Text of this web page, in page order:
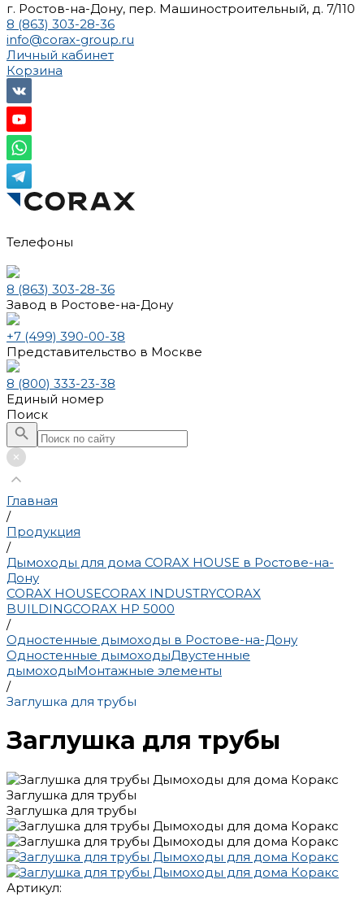
г. Ростов-на-Дону, пер. Машиностроительный, д. 7/110
8 (863) 303-28-36
info@corax-group.ru
Личный кабинет
Корзина
Телефоны
8 (863) 303-28-36
Завод в Ростове-на-Дону
+7 (499) 390-00-38
Представительство в Москве
8 (800) 333-23-38
Единый номер
Поиск
Главная
/
Продукция
/
Дымоходы для дома CORAX HOUSE в Ростове-на-
Дону
CORAX HOUSECORAX INDUSTRYCORAX
BUILDINGCORAX HP 5000
/
Одностенные дымоходы в Ростове-на-Дону
Одностенные дымоходыДвустенные
дымоходыМонтажные элементы
/
Заглушка для трубы
Заглушка для трубы
Заглушка для трубы
Заглушка для трубы
Артикул: